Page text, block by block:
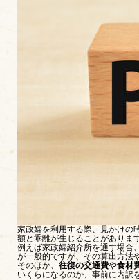
家政婦を利用する際、見かけの
額と乖離が生じることがあります
例えば家政婦紹介所を通す場合、
が一般的ですが、その算出方法
そのほか、 往復の交通費や食材
いくらになるのか、事前に内訳